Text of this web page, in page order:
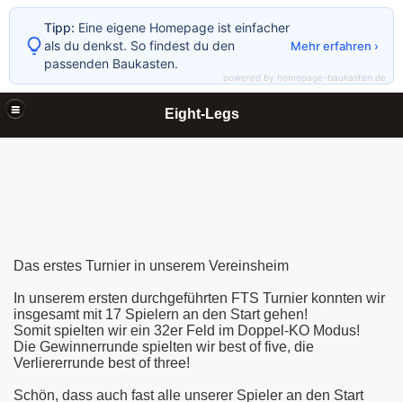
Eight-Legs
Das erstes Turnier in unserem Vereinsheim
In unserem ersten durchgeführten FTS Turnier konnten wir
insgesamt mit 17 Spielern an den Start gehen!
Somit spielten wir ein 32er Feld im Doppel-KO Modus!
Die Gewinnerrunde spielten wir best of five, die
Verliererrunde best of three!
Schön, dass auch fast alle unserer Spieler an den Start
Tipp: Eine eigene Homepage ist einfacher
als du denkst. So findest du den
passenden Baukasten.
Mehr erfahren ›
powered by homepage-baukasten.de